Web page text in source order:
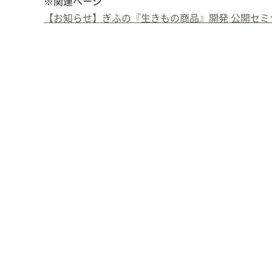
【お知らせ】ぎふの『生きもの商品』開発 公開セ